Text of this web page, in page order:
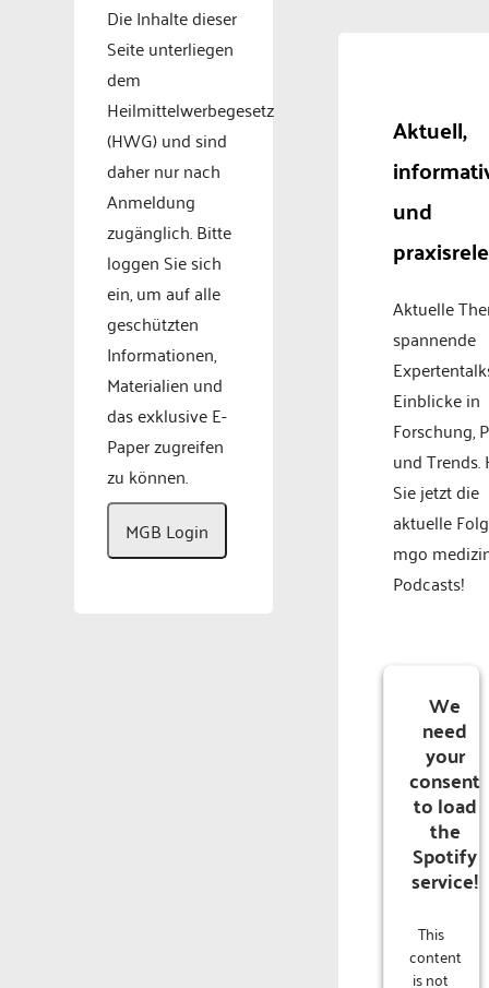
Die Inhalte dieser
Seite unterliegen
dem
Heilmittelwerbegesetz
(HWG) und sind
daher nur nach
Anmeldung
zugänglich. Bitte
loggen Sie sich
ein, um auf alle
geschützten
Informationen,
Materialien und
das exklusive E-
Paper zugreifen
zu können.
MGB Login
Aktuell,
und
Aktuelle
spannende
Einblicke in
Forschung,
und Trends.
Sie jetzt die
aktuelle
mgo
Podcasts!
We
need
your
consent
to load
the
Spotify
service!
This
content
is not